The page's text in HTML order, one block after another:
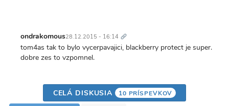
ondrakomous28.12.2015 - 16:14 odkaz
tom4as tak to bylo vycerpavajici, blackberry protect je super.
dobre zes to vzpomnel.
CELÁ DISKUSIA 10 PRÍSPEVKOV